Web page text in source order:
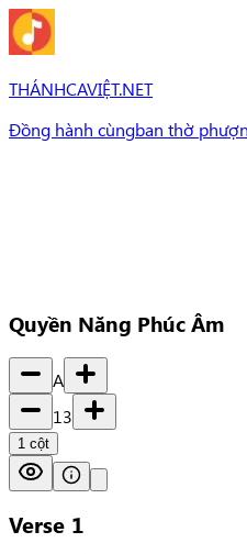
THÁNHCAVIỆT.NET
Đồng hành cùngban thờ
Quyền Năng Phúc Âm
A
13
1 cột
Verse 1